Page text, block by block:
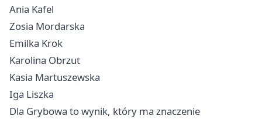
Ania Kafel
Zosia Mordarska
Emilka Krok
Karolina Obrzut
Kasia Martuszewska
Iga Liszka
Dla Grybowa to wynik, który ma znaczenie